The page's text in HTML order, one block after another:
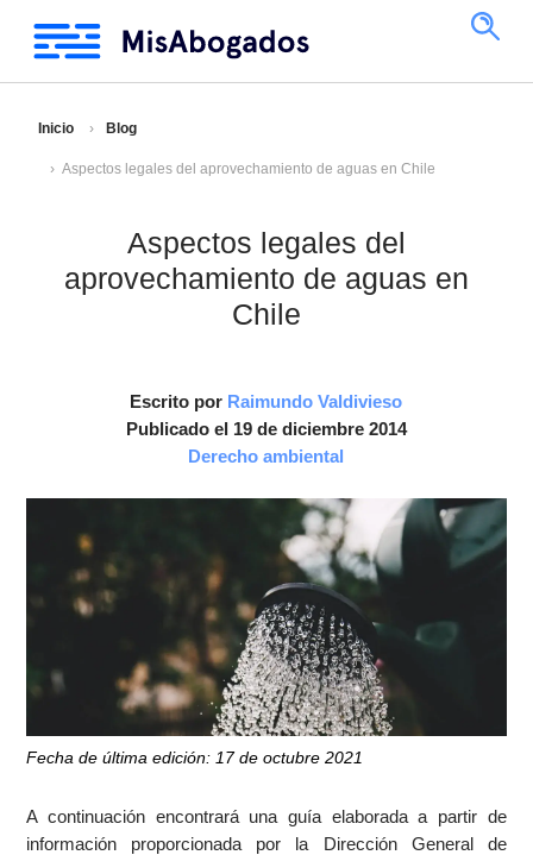
Inicio Blog
Aspectos legales del aprovechamiento de aguas en Chile
Aspectos legales del
aprovechamiento de aguas en
Chile
Escrito por Raimundo Valdivieso
Publicado el 19 de diciembre 2014
Derecho ambiental
Fecha de última edición: 17 de octubre 2021
A continuación encontrará una guía elaborada a partir de
información proporcionada por la Dirección General de